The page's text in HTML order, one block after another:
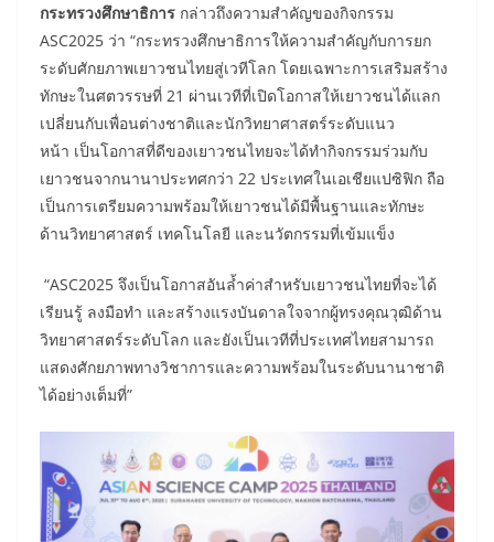
กระทรวงศึกษาธิการ กล่าวถึงความสำคัญของกิจกรรม
ASC2025 ว่า “กระทรวงศึกษาธิการให้ความสำคัญกับการยก
ระดับศักยภาพเยาวชนไทยสู่เวทีโลก โดยเฉพาะการเสริมสร้าง
ทักษะในศตวรรษที่ 21 ผ่านเวทีที่เปิดโอกาสให้เยาวชนได้แลก
เปลี่ยนกับเพื่อนต่างชาติและนักวิทยาศาสตร์ระดับแนว
หน้า เป็นโอกาสที่ดีของเยาวชนไทยจะได้ทำกิจกรรมร่วมกับ
เยาวชนจากนานาประทศกว่า 22 ประเทศในเอเชียแปซิฟิก ถือ
เป็นการเตรียมความพร้อมให้เยาวชนได้มีพื้นฐานและทักษะ
ด้านวิทยาศาสตร์ เทคโนโลยี และนวัตกรรมที่เข้มแข็ง
“ASC2025 จึงเป็นโอกาสอันล้ำค่าสำหรับเยาวชนไทยที่จะได้
เรียนรู้ ลงมือทำ และสร้างแรงบันดาลใจจากผู้ทรงคุณวุฒิด้าน
วิทยาศาสตร์ระดับโลก และยังเป็นเวทีที่ประเทศไทยสามารถ
แสดงศักยภาพทางวิชาการและความพร้อมในระดับนานาชาติ
ได้อย่างเต็มที่”